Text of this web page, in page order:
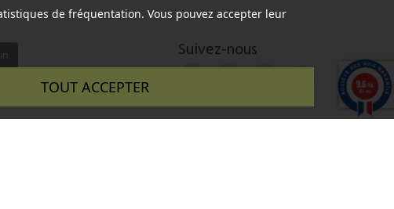
de fréquentation. Vous pouvez accepter leur
TOUT ACCEPTER
Suivez-nous
9.6 /10
346 avis